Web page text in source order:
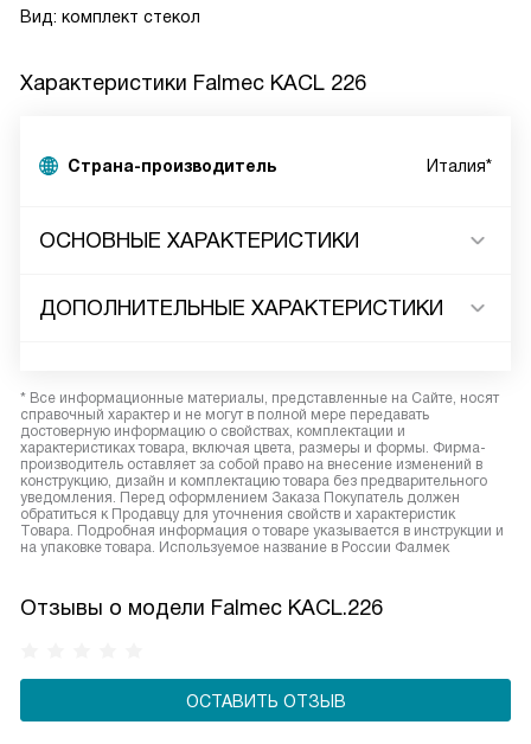
Вид: комплект стекол
Характеристики Falmec KACL 226
Страна-производитель Италия*
ОСНОВНЫЕ ХАРАКТЕРИСТИКИ
ДОПОЛНИТЕЛЬНЫЕ ХАРАКТЕРИСТИКИ
* Все информационные материалы, представленные на Сайте, носят
справочный характер и не могут в полной мере передавать
достоверную информацию о свойствах, комплектации и
характеристиках товара, включая цвета, размеры и формы. Фирма-
производитель оставляет за собой право на внесение изменений в
конструкцию, дизайн и комплектацию товара без предварительного
уведомления. Перед оформлением Заказа Покупатель должен
обратиться к Продавцу для уточнения свойств и характеристик
Товара. Подробная информация о товаре указывается в инструкции и
на упаковке товара. Используемое название в России Фалмек
Отзывы о модели Falmec KACL.226
ОСТАВИТЬ ОТЗЫВ